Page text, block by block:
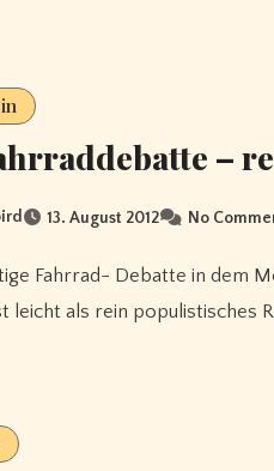
–
13. August 2012 No
leicht als rein populistisches